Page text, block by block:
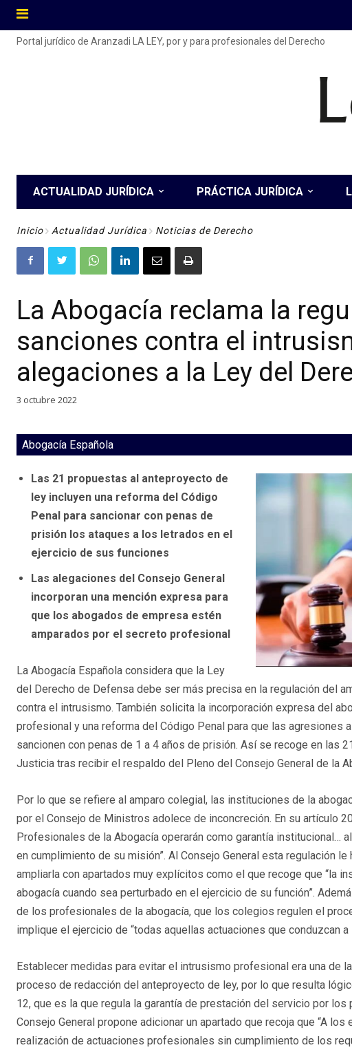
Portal jurídico de Aranzadi LA LEY, por y para profesionales del Derecho
ACTUALIDAD JURÍDICA PRÁCTICA JURÍDICA
Inicio Actualidad Jurídica Noticias de Derecho
La Abogacía reclama la
sanciones contra el
alegaciones a la Ley del
3 octubre 2022
Abogacía Española
Las 21 propuestas al anteproyecto de
ley incluyen una reforma del Código
Penal para sancionar con penas de
prisión los ataques a los letrados en el
ejercicio de sus funciones
Las alegaciones del Consejo General
incorporan una mención expresa para
que los abogados de empresa estén
amparados por el secreto profesional
La Abogacía Española considera que la Ley
del Derecho de Defensa debe ser más precisa en la regulación del
contra el intrusismo. También solicita la incorporación expresa del
profesional y una reforma del Código Penal para que las
sancionen con penas de 1 a 4 años de prisión. Así se recoge en las
Justicia tras recibir el respaldo del Pleno del Consejo General de la
Por lo que se refiere al amparo colegial, las instituciones de la
por el Consejo de Ministros adolece de inconcreción. En su artículo
Profesionales de la Abogacía operarán como garantía institucional…
en cumplimiento de su misión”. Al Consejo General esta regulación
ampliarla con apartados muy explícitos como el que recoge que “la
abogacía cuando sea perturbado en el ejercicio de su función”.
de los profesionales de la abogacía, que los colegios regulen el
implique el ejercicio de “todas aquellas actuaciones que conduzcan
Establecer medidas para evitar el intrusismo profesional era una de
proceso de redacción del anteproyecto de ley, por lo que resulta
12, que es la que regula la garantía de prestación del servicio por los
Consejo General propone adicionar un apartado que recoja que “A
realización de actuaciones profesionales sin cumplimiento de los